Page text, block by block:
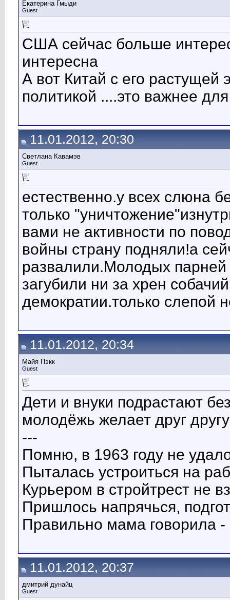
Екатерина Гмыди
Guest
США сейчас больше
интересна
А вот Китай с его растущей
политикой ....это важнее
11.01.2012, 20:30
Светлана Кавамэв
Guest
естественно.у всех слюна
только
вами не активности по
войны страну подняли!а
развалили.Mолодых
загубили ни за хрен
демократии.только слепой
11.01.2012, 20:34
Mайя Пэкк
Guest
Дети и внуки подрастают
молодёжь желает друг
---
Помню, в 1963 году не
Пыталась устроиться на
Курьером в стройтрест не
Пришлось напрячься,
Правильно мама говорила -
11.01.2012, 20:37
дмитрий дунайц
Guest